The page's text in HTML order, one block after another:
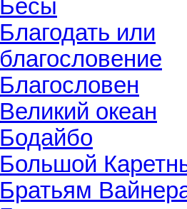
Бесы
Благодать или
благословение
Благословен
Великий океан
Бодайбо
Большой
Братьям